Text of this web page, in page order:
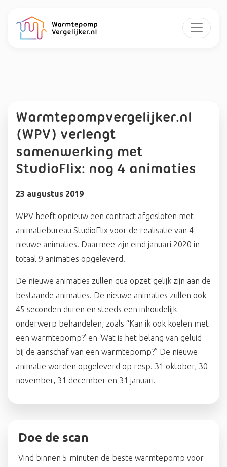
Warmtepompvergelijker.nl
(WPV) verlengt
samenwerking met
StudioFlix: nog 4 animaties
23 augustus 2019
WPV heeft opnieuw een contract afgesloten met
animatiebureau StudioFlix voor de realisatie van 4
nieuwe animaties. Daarmee zijn eind januari 2020 in
totaal 9 animaties opgeleverd.
De nieuwe animaties zullen qua opzet gelijk zijn aan de
bestaande animaties. De nieuwe animaties zullen ook
45 seconden duren en steeds een inhoudelijk
onderwerp behandelen, zoals “Kan ik ook koelen met
een warmtepomp?’ en ‘Wat is het belang van geluid
bij de aanschaf van een warmtepomp?” De nieuwe
animatie worden opgeleverd op resp. 31 oktober, 30
november, 31 december en 31 januari.
Doe de scan
Vind binnen 5 minuten de beste warmtepomp voor